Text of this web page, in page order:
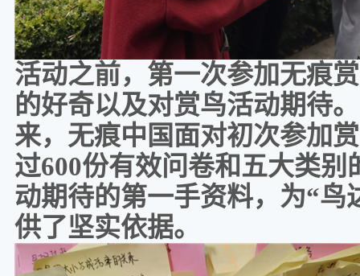
活动之前，第一次参加无痕
的好奇以及对赏鸟活动期待。
来，无痕中国面对初次参加
过600份有效问卷和五大类
动期待的第一手资料，为“
供了坚实依据。